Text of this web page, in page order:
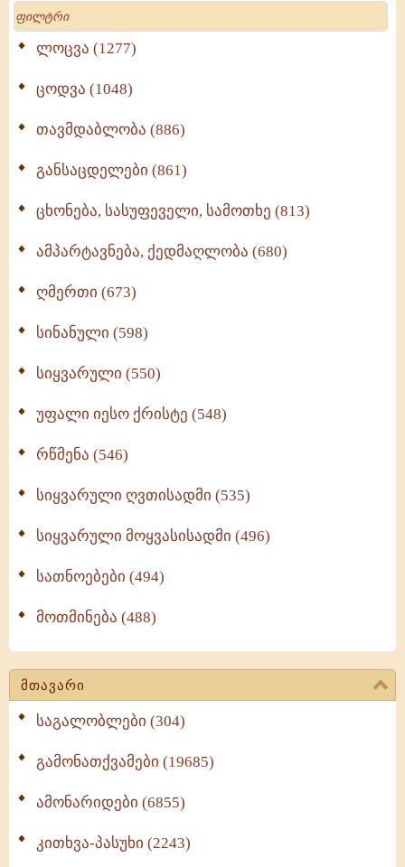
Search
ლოცვა (1277)
ცოდვა (1048)
თავმდაბლობა (886)
განსაცდელები (861)
ცხონება, სასუფეველი, სამოთხე (813)
ამპარტავნება, ქედმაღლობა (680)
ღმერთი (673)
სინანული (598)
სიყვარული (550)
უფალი იესო ქრისტე (548)
რწმენა (546)
სიყვარული ღვთისადმი (535)
სიყვარული მოყვასისადმი (496)
სათნოებები (494)
მოთმინება (488)
მთავარი
საგალობლები (304)
გამონათქვამები (19685)
ამონარიდები (6855)
კითხვა-პასუხი (2243)